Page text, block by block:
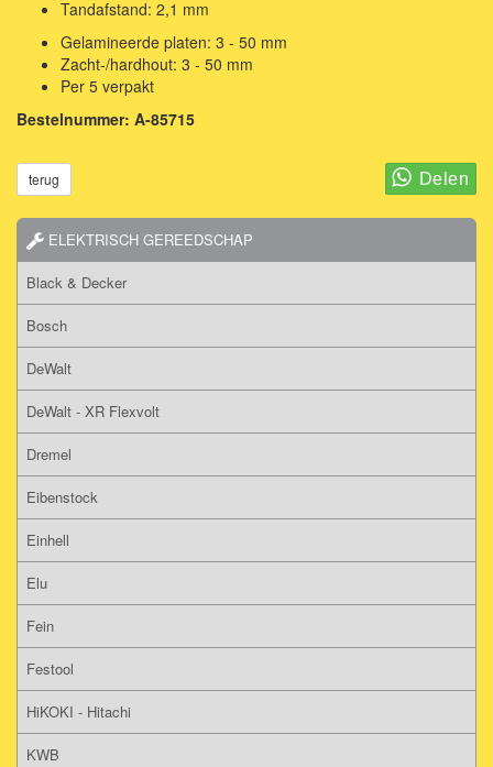
Tandafstand: 2,1 mm
Gelamineerde platen: 3 - 50 mm
Zacht-/hardhout: 3 - 50 mm
Per 5 verpakt
Bestelnummer: A-85715
terug
ELEKTRISCH GEREEDSCHAP
Black & Decker
Bosch
DeWalt
DeWalt - XR Flexvolt
Dremel
Eibenstock
Einhell
Elu
Fein
Festool
HiKOKI - Hitachi
KWB